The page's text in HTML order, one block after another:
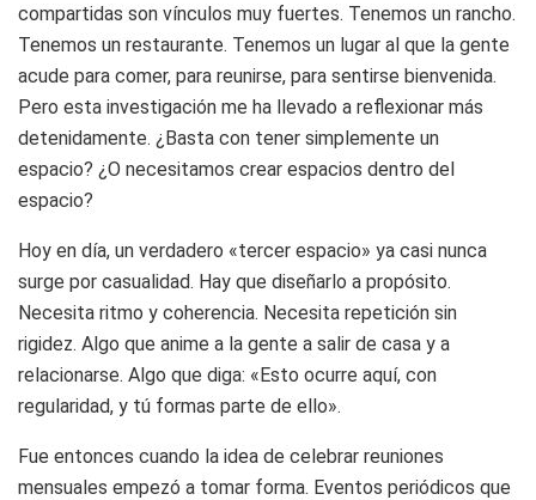
compartidas son vínculos muy fuertes. Tenemos un rancho.
Tenemos un restaurante. Tenemos un lugar al que la gente
acude para comer, para reunirse, para sentirse bienvenida.
Pero esta investigación me ha llevado a reflexionar más
detenidamente. ¿Basta con tener simplemente un
espacio? ¿O necesitamos crear espacios dentro del
espacio?
Hoy en día, un verdadero «tercer espacio» ya casi nunca
surge por casualidad. Hay que diseñarlo a propósito.
Necesita ritmo y coherencia. Necesita repetición sin
rigidez. Algo que anime a la gente a salir de casa y a
relacionarse. Algo que diga: «Esto ocurre aquí, con
regularidad, y tú formas parte de ello».
Fue entonces cuando la idea de celebrar reuniones
mensuales empezó a tomar forma. Eventos periódicos que